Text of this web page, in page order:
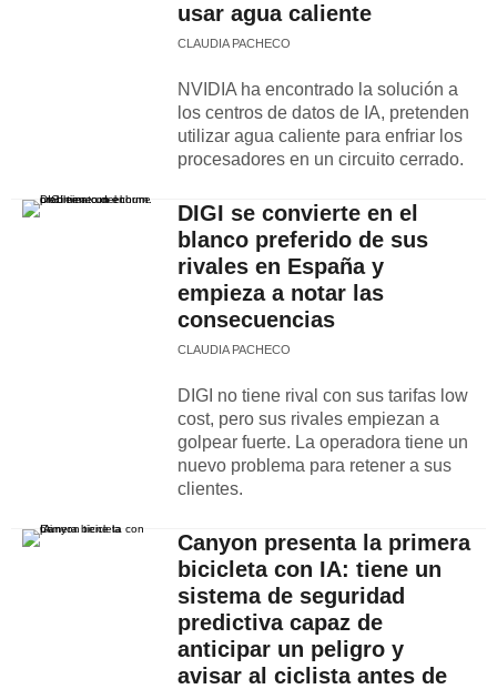
usar agua caliente
CLAUDIA PACHECO
NVIDIA ha encontrado la solución a
los centros de datos de IA, pretenden
utilizar agua caliente para enfriar los
procesadores en un circuito cerrado.
DIGI se convierte en el
blanco preferido de sus
rivales en España y
empieza a notar las
consecuencias
CLAUDIA PACHECO
DIGI no tiene rival con sus tarifas low
cost, pero sus rivales empiezan a
golpear fuerte. La operadora tiene un
nuevo problema para retener a sus
clientes.
Canyon presenta la primera
bicicleta con IA: tiene un
sistema de seguridad
predictiva capaz de
anticipar un peligro y
avisar al ciclista antes de